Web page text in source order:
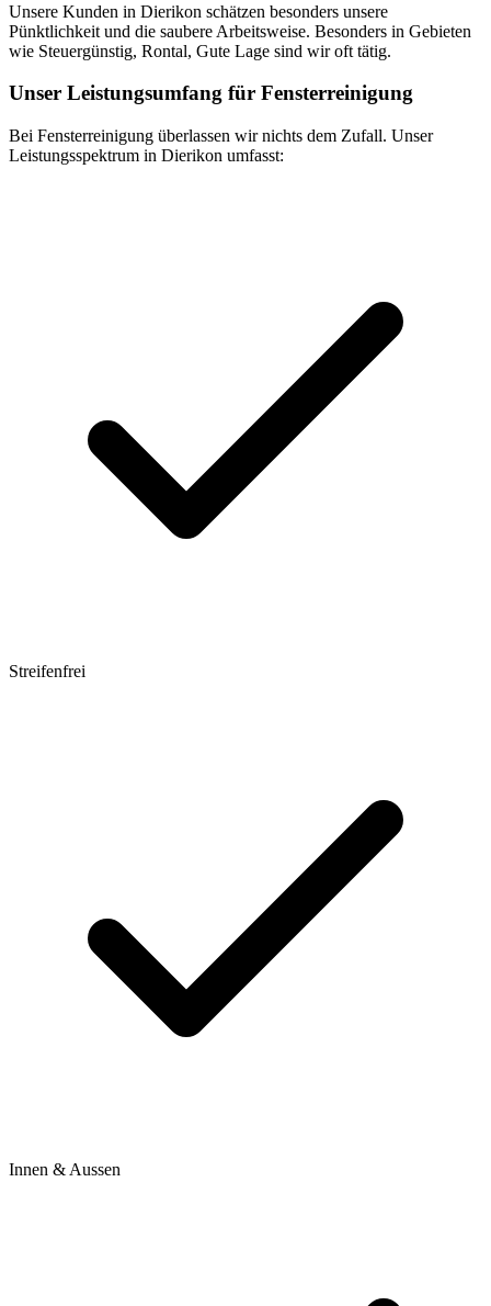
Unsere Kunden in Dierikon schätzen besonders unsere
Pünktlichkeit und die saubere Arbeitsweise. Besonders in Gebieten
wie Steuergünstig, Rontal, Gute Lage sind wir oft tätig.
Unser Leistungsumfang für Fensterreinigung
Bei Fensterreinigung überlassen wir nichts dem Zufall. Unser
Leistungsspektrum in Dierikon umfasst:
Streifenfrei
Innen & Aussen